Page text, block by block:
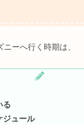
ーへ行く時期は、
る
ジュール